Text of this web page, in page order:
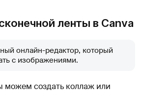
ленты в Canva
онлайн-редактор, который
с изображениями.
создать коллаж или